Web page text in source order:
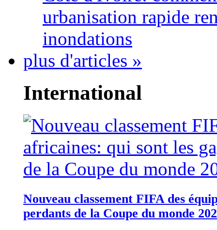
urbanisation rapide
inondations
plus d'articles »
International
Nouveau classement FIFA des
perdants de la Coupe du monde